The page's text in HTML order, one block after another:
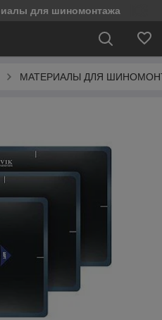
для шиномонтажа
МАТЕРИАЛЫ ДЛЯ